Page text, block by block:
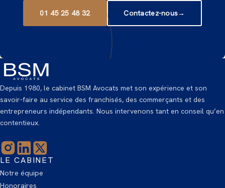
01 45 25 48 32 Contactez-nous→
Depuis 1980, le cabinet BSM Avocats met son expérience et son
savoir-faire au service des franchisés, des commerçants et des
entrepreneurs indépendants. Nous intervenons tant en conseil qu’en
contentieux.
LE CABINET
Notre équipe
Honoraires